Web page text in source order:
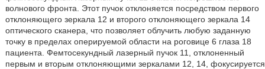
волнового фронта. Этот пучок отклоняется посредством первого
отклоняющего зеркала 12 и второго отклоняющего зеркала 14
оптического сканера, что позволяет облучить любую заданную
точку в пределах оперируемой области на роговице 6 глаза 18
пациента. Фемтосекундный лазерный пучок 11, отклоненный
первым и вторым отклоняющими зеркалами 12, 14, фокусируется